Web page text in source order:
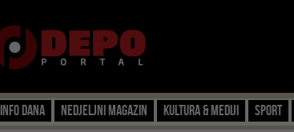
Info dana Nedjeljni magazin Kultura & Mediji Sport